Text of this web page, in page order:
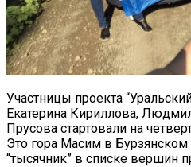
Участницы проекта
Екатерина Кириллова,
Прусова стартовали на
Это гора Масим в
“тысячник” в списке вершин